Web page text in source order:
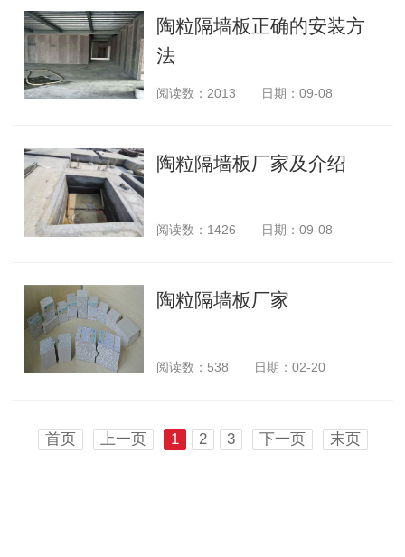
陶粒隔墙板正确的安装方
法
阅读数： 2013 日期：09-08
陶粒隔墙板厂家及介绍
阅读数： 1426 日期：09-08
陶粒隔墙板厂家
阅读数： 538 日期：02-20
首页 上一页 1 2 3 下一页 末页